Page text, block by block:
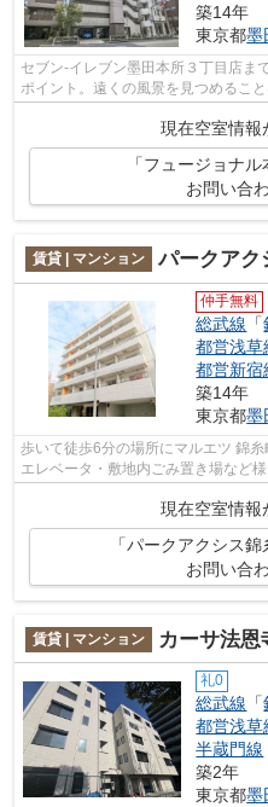
築14年
東京都墨
セブン-イレブン墨田本所３丁目店ま
ポイント。遠くの風景を見つめるこ
現在空室情報
「フュージョナ
お問い合
賃貸 | マンション パークアク
仲手無料
総武線 「
都営浅草
都営新宿
築14年
東京都墨
歩いて徒歩6分の場所にマルエツ 錦
エレベータ・敷地内ごみ置き場など
便利です。こちらはマンションタイ
現在空室情報
「パークアクシス
お問い合
賃貸 | マンション カーサ法恩
礼0
総武線 「
都営浅草
半蔵門線
築2年
東京都墨